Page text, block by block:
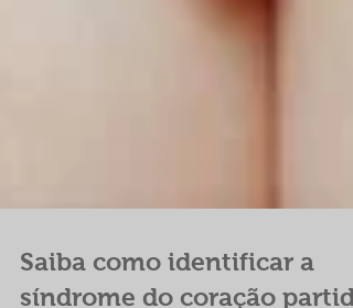
Saiba como identificar a